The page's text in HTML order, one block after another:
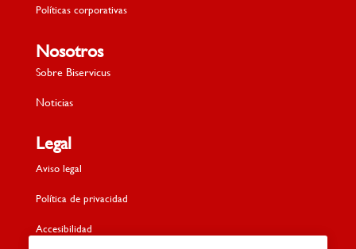
Políticas corporativas
Nosotros
Sobre Biservicus
Noticias
Legal
Aviso legal
Política de privacidad
Accesibilidad